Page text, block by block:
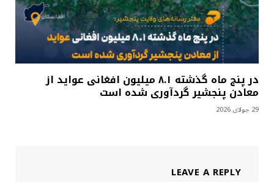
در پنج ماه گذشته ۸.۱ میلیون افغانی عواید از
معادن پنجشیر گردآوری شده است
29 جولای 2026
LEAVE A REPLY